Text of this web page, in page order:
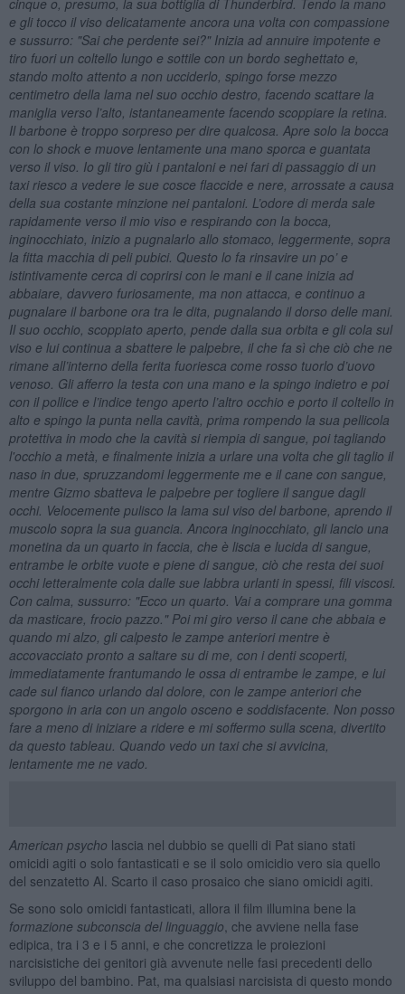
e gli tocco il viso delicatamente ancora una volta con compassione
e sussurro: "Sai che perdente sei?" Inizia ad annuire impotente e
tiro fuori un coltello lungo e sottile con un bordo seghettato e,
stando molto attento a non ucciderlo, spingo forse mezzo
centimetro della lama nel suo occhio destro, facendo scattare la
maniglia verso l’alto, istantaneamente facendo scoppiare la retina.
Il barbone è troppo sorpreso per dire qualcosa. Apre solo la bocca
con lo shock e muove lentamente una mano sporca e guantata
verso il viso. Io gli tiro giù i pantaloni e nei fari di passaggio di un
taxi riesco a vedere le sue cosce flaccide e nere, arrossate a causa
della sua costante minzione nei pantaloni. L’odore di merda sale
rapidamente verso il mio viso e respirando con la bocca,
inginocchiato, inizio a pugnalarlo allo stomaco, leggermente, sopra
la fitta macchia di peli pubici. Questo lo fa rinsavire un po’ e
istintivamente cerca di coprirsi con le mani e il cane inizia ad
abbaiare, davvero furiosamente, ma non attacca, e continuo a
pugnalare il barbone ora tra le dita, pugnalando il dorso delle mani.
Il suo occhio, scoppiato aperto, pende dalla sua orbita e gli cola sul
viso e lui continua a sbattere le palpebre, il che fa sì che ciò che ne
rimane all’interno della ferita fuoriesca come rosso tuorlo d’uovo
venoso. Gli afferro la testa con una mano e la spingo indietro e poi
con il pollice e l’indice tengo aperto l’altro occhio e porto il coltello in
alto e spingo la punta nella cavità, prima rompendo la sua pellicola
protettiva in modo che la cavità si riempia di sangue, poi tagliando
l'occhio a metà, e finalmente inizia a urlare una volta che gli taglio il
naso in due, spruzzandomi leggermente me e il cane con sangue,
mentre Gizmo sbatteva le palpebre per togliere il sangue dagli
occhi. Velocemente pulisco la lama sul viso del barbone, aprendo il
muscolo sopra la sua guancia. Ancora inginocchiato, gli lancio una
monetina da un quarto in faccia, che è liscia e lucida di sangue,
entrambe le orbite vuote e piene di sangue, ciò che resta dei suoi
occhi letteralmente cola dalle sue labbra urlanti in spessi, fili viscosi.
Con calma, sussurro: "Ecco un quarto. Vai a comprare una gomma
da masticare, frocio pazzo." Poi mi giro verso il cane che abbaia e
quando mi alzo, gli calpesto le zampe anteriori mentre è
accovacciato pronto a saltare su di me, con i denti scoperti,
immediatamente frantumando le ossa di entrambe le zampe, e lui
cade sul fianco urlando dal dolore, con le zampe anteriori che
sporgono in aria con un angolo osceno e soddisfacente. Non posso
fare a meno di iniziare a ridere e mi soffermo sulla scena, divertito
da questo tableau. Quando vedo un taxi che si avvicina,
lentamente me ne vado.
American psycho lascia nel dubbio se quelli di Pat siano stati
omicidi agiti o solo fantasticati e se il solo omicidio vero sia quello
del senzatetto Al. Scarto il caso prosaico che siano omicidi agiti.
Se sono solo omicidi fantasticati, allora il film illumina bene la
formazione subconscia del linguaggio , che avviene nella fase
edipica, tra i 3 e i 5 anni, e che concretizza le proiezioni
narcisistiche dei genitori già avvenute nelle fasi precedenti dello
sviluppo del bambino. Pat, ma qualsiasi narcisista di questo mondo